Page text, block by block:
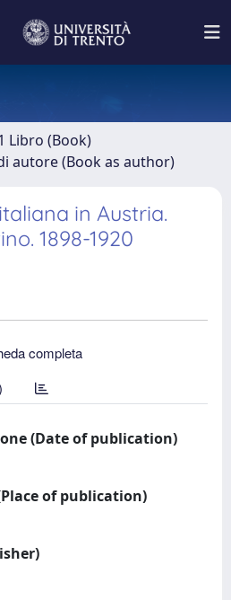
Libro (Book)
autore (Book as author)
in Austria.
1898-1920
completa
(Date of publication)
of publication)